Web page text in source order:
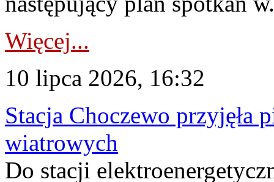
Więcej...
10 lipca 2026, 16:32
Stacja Choczewo przyjęła
wiatrowych
Do stacji